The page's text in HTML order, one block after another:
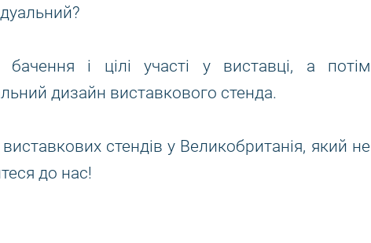
і цілі участі у виставці, а потім
дизайн виставкового стенда.
стендів у Великобританія, який не
до нас!